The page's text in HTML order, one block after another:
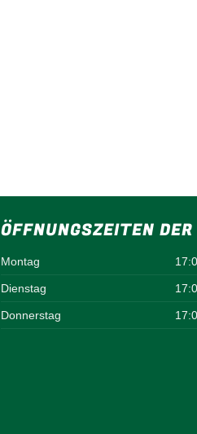
ÖFFNUNGSZEITEN
Montag
Dienstag
Donnerstag